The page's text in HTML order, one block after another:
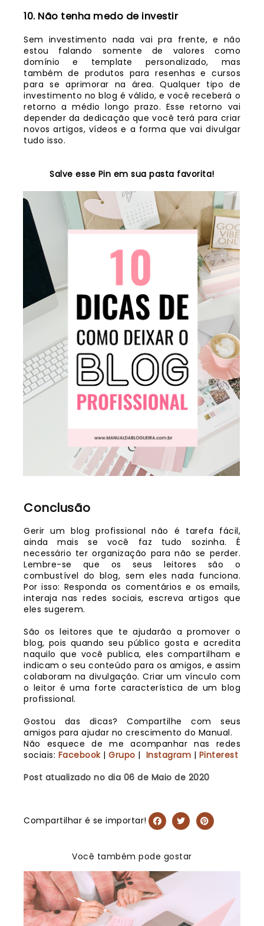
10. Não tenha medo de investir
Sem investimento nada vai pra frente, e não
estou falando somente de valores como
domínio e template personalizado, mas
também de produtos para resenhas e cursos
para se aprimorar na área. Qualquer tipo de
investimento no blog é válido, e você receberá o
retorno a médio longo prazo. Esse retorno vai
depender da dedicação que você terá para criar
novos artigos, vídeos e a forma que vai divulgar
tudo isso.
Salve esse Pin em sua pasta favorita!
Conclusão
Gerir um blog profissional não é tarefa fácil,
ainda mais se você faz tudo sozinha. É
necessário ter organização para não se perder.
Lembre-se que os seus leitores são o
combustível do blog, sem eles nada funciona.
Por isso: Responda os comentários e os emails,
interaja nas redes sociais, escreva artigos que
eles sugerem.
São os leitores que te ajudarão a promover o
blog, pois quando seu público gosta e acredita
naquilo que você publica, eles compartilham e
indicam o seu conteúdo para os amigos, e assim
colaboram na divulgação. Criar um vínculo com
o leitor é uma forte característica de um blog
profissional.
Gostou das dicas? Compartilhe com seus
amigos para ajudar no crescimento do Manual.
Não esquece de me acompanhar nas redes
sociais: Facebook| Grupo | Instagram | Pinterest
Post atualizado no dia 06 de Maio de 2020
Compartilhar é se importar!
Você também pode gostar